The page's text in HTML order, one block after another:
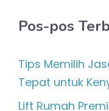
Pos-pos
Tips Memilih
Tepat untuk
Lift Rumah